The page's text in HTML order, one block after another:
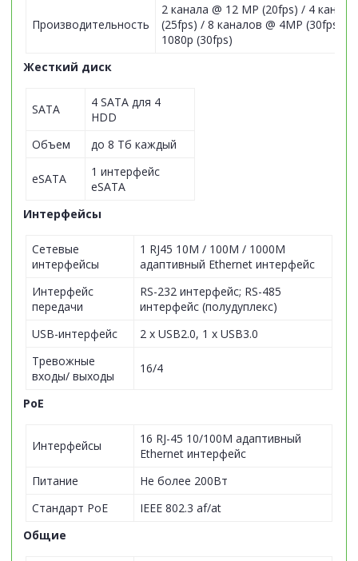
Производительность
2 канала @ 12 MP (20fps) / 4
(25fps) / 8 каналов @ 4MP (30fps) /
1080p (30fps)
Жесткий диск
SATA
4 SATA для 4
HDD
Объем
до 8 Тб каждый
eSATA
1 интерфейс
eSATA
Интерфейсы
Сетевые
интерфейсы
1 RJ45 10M / 100M / 1000M
адаптивный Ethernet интерфейс
Интерфейс
передачи
RS-232 интерфейс; RS-485
интерфейс (полудуплекс)
USB-интерфейс
2 х USB2.0, 1 х USB3.0
Тревожные
входы/ выходы
16/4
PoE
Интерфейсы
16 RJ-45 10/100M адаптивный
Ethernet интерфейс
Питание
Не более 200Вт
Стандарт PoE
IEEE 802.3 af/at
Общие